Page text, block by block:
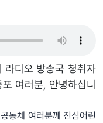
라디오 방송국 청취자
여러분, 안녕하십니
동체 여러분께 진심어린